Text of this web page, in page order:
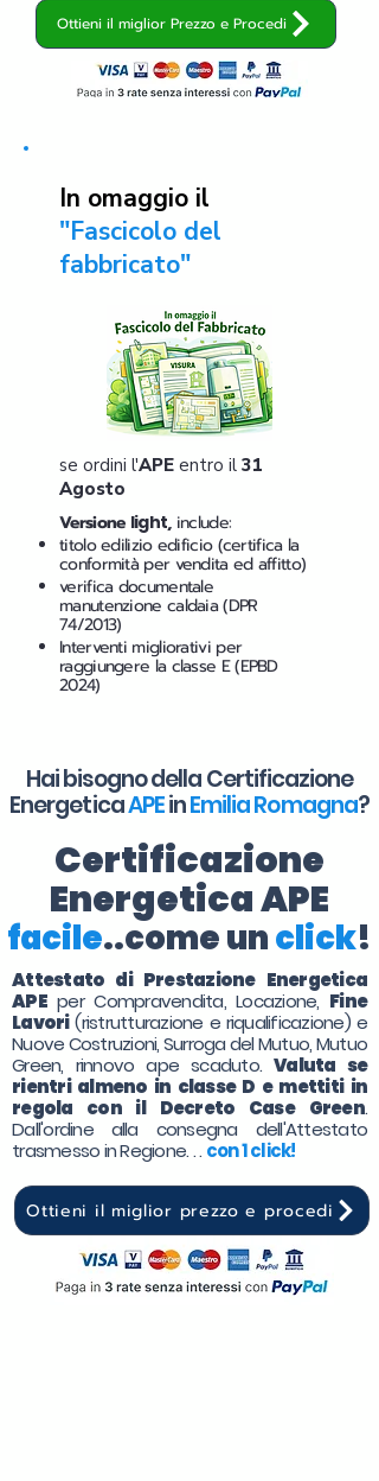
Ottieni il miglior Prezzo e Procedi
In omaggio il
"Fascicolo del
fabbricato"
se ordini l'APE entro il 31
Agosto
Versione light,include:
titolo edilizio edificio (certifica la
conformità per vendita ed affitto)
verifica documentale
manutenzione caldaia (DPR
74/2013)
Interventi migliorativi per
raggiungere la classe E (EPBD
2024)
Hai bisogno della Certificazione
EnergeticaAPEinEmilia Romagna?
Certificazione
Energetica APE
facile..come unclick!
Attestato di Prestazione Energetica
APEper Compravendita, Locazione, Fine
Lavori(ristrutturazione e riqualificazione) e
Nuove Costruzioni, Surroga del Mutuo, Mutuo
Green, rinnovo ape scaduto. Valuta se
rientri almeno in classe D e mettiti in
regola con il Decreto Case Green.
Dall'ordine alla consegna dell'Attestato
trasmesso in Regione. . . con 1 click!
Ottieni il miglior prezzo e procedi